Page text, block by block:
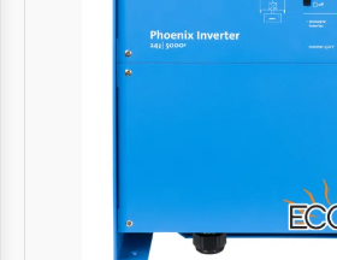
Configurator